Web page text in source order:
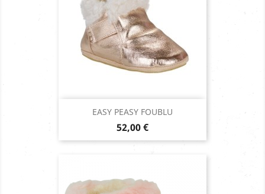
EASY PEASY FOUBLU
Prix
52,00 €